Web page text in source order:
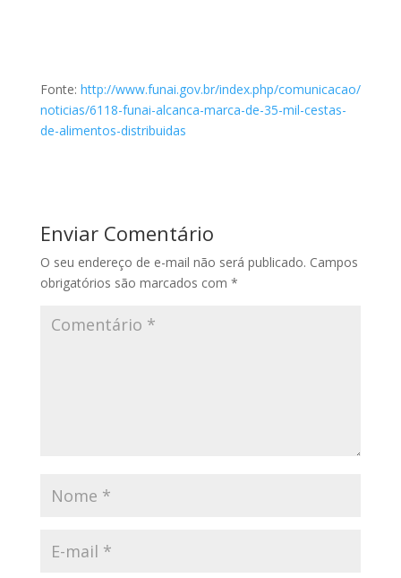
Fonte: http://www.funai.gov.br/index.php/comunicacao/
noticias/6118-funai-alcanca-marca-de-35-mil-cestas-
de-alimentos-distribuidas
Enviar Comentário
O seu endereço de e-mail não será publicado. Campos
obrigatórios são marcados com *